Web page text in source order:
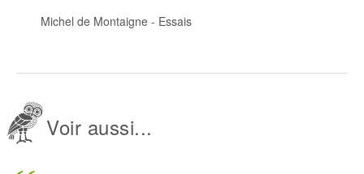
Michel de Montaigne - Essais
Voir aussi...